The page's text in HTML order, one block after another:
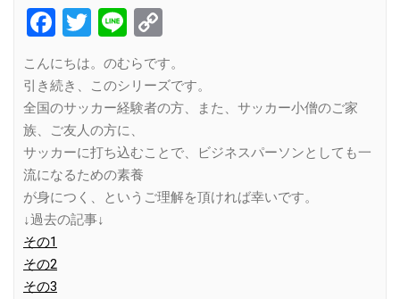
Facebook
Twitter
Line
Link
こんにちは。のむらです。
引き続き、このシリーズです。
全国のサッカー経験者の方、また、サッカー小僧のご家
族、ご友人の方に、
サッカーに打ち込むことで、ビジネスパーソンとしても一
流になるための素養
が身につく、というご理解を頂ければ幸いです。
↓過去の記事↓
その1
その2
その3